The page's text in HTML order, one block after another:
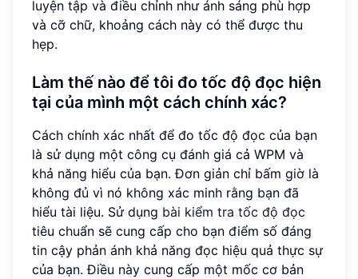
luyện tập và điều chỉnh như ánh sáng phù hợp
và cỡ chữ, khoảng cách này có thể được thu
hẹp.
Làm thế nào để tôi đo tốc độ đọc hiện
tại của mình một cách chính xác?
Cách chính xác nhất để đo tốc độ đọc của bạn
là sử dụng một công cụ đánh giá cả WPM và
khả năng hiểu của bạn. Đơn giản chỉ bấm giờ là
không đủ vì nó không xác minh rằng bạn đã
hiểu tài liệu. Sử dụng bài kiểm tra tốc độ đọc
tiêu chuẩn sẽ cung cấp cho bạn điểm số đáng
tin cậy phản ánh khả năng đọc hiệu quả thực sự
của bạn. Điều này cung cấp một mốc cơ bản